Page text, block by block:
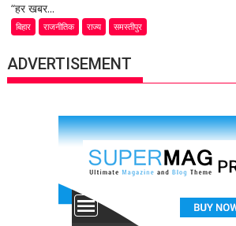
“हर खबर...
बिहार राजनीतिक राज्य समस्तीपुर
ADVERTISEMENT